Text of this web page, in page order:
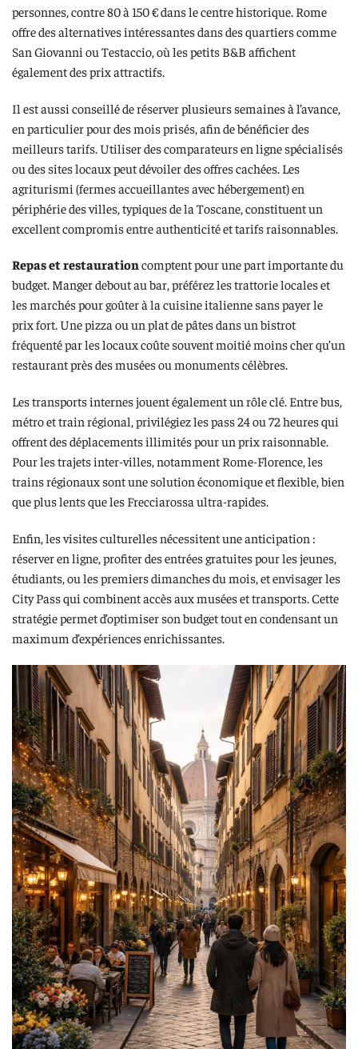
personnes, contre 80 à 150 € dans le centre historique. Rome
offre des alternatives intéressantes dans des quartiers comme
San Giovanni ou Testaccio, où les petits B&B affichent
également des prix attractifs.
Il est aussi conseillé de réserver plusieurs semaines à l’avance,
en particulier pour des mois prisés, afin de bénéficier des
meilleurs tarifs. Utiliser des comparateurs en ligne spécialisés
ou des sites locaux peut dévoiler des offres cachées. Les
agriturismi (fermes accueillantes avec hébergement) en
périphérie des villes, typiques de la Toscane, constituent un
excellent compromis entre authenticité et tarifs raisonnables.
Repas et restauration comptent pour une part importante du
budget. Manger debout au bar, préférez les trattorie locales et
les marchés pour goûter à la cuisine italienne sans payer le
prix fort. Une pizza ou un plat de pâtes dans un bistrot
fréquenté par les locaux coûte souvent moitié moins cher qu’un
restaurant près des musées ou monuments célèbres.
Les transports internes jouent également un rôle clé. Entre bus,
métro et train régional, privilégiez les pass 24 ou 72 heures qui
offrent des déplacements illimités pour un prix raisonnable.
Pour les trajets inter-villes, notamment Rome-Florence, les
trains régionaux sont une solution économique et flexible, bien
que plus lents que les Frecciarossa ultra-rapides.
Enfin, les visites culturelles nécessitent une anticipation :
réserver en ligne, profiter des entrées gratuites pour les jeunes,
étudiants, ou les premiers dimanches du mois, et envisager les
City Pass qui combinent accès aux musées et transports. Cette
stratégie permet d’optimiser son budget tout en condensant un
maximum d’expériences enrichissantes.